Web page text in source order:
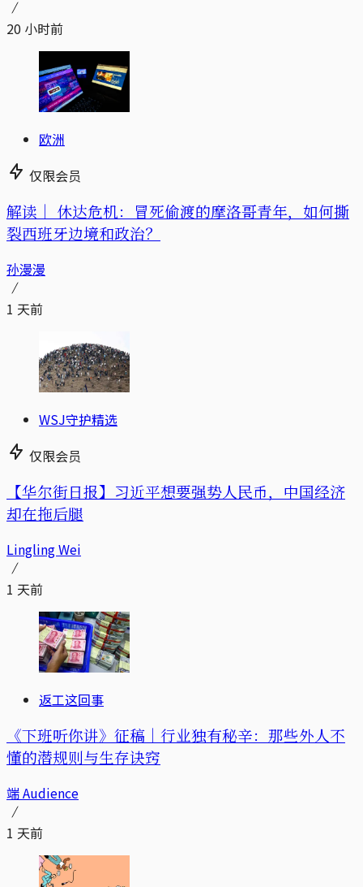
20 小时前
欧洲
仅限会员
解读｜ 休达危机：冒死偷渡的摩洛哥青年，如何撕
裂西班牙边境和政治？
孙漫漫
1 天前
WSJ守护精选
仅限会员
【华尔街日报】习近平想要强势人民币，中国经济
却在拖后腿
Lingling Wei
1 天前
返工这回事
《下班听你讲》征稿｜行业独有秘辛：那些外人不
懂的潜规则与生存诀窍
端 Audience
1 天前